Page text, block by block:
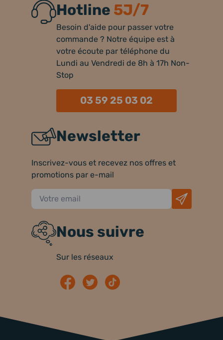
Hotline 5J/7
Besoin d'aide pour passer votre
commande ? Notre équipe est à
votre écoute par téléphone du
Lundi au Vendredi de 8h à 17h Non-
Stop
03 59 25 03 02
Newsletter
Inscrivez-vous et recevez nos offres et
promotions par e-mail
Nous suivre
Sur les réseaux